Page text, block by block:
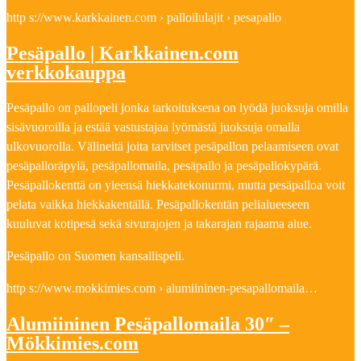
http s://www.karkkainen.com › palloilulajit › pesapallo
Pesäpallo | Karkkainen.com
verkkokauppa
Pesäpallo on pallopeli jonka tarkoituksena on lyödä juoksuja omilla
sisävuoroilla ja estää vastustajaa lyömästä juoksuja omalla
ulkovuorolla. Välineitä joita tarvitset pesäpallon pelaamiseen ovat
pesäpalloräpylä, pesäpallomaila, pesäpallo ja pesäpallokypärä.
Pesäpallokenttä on yleensä hiekkatekonurmi, mutta pesäpalloa voit
pelata vaikka hiekkakentällä. Pesäpallokentän pelialueeseen
kuuluvat kotipesä sekä sivurajojen ja takarajan rajaama alue.
Pesäpallo on Suomen kansallispeli.
http s://www.mokkimies.com › alumiininen-pesapallomaila…
Alumiininen Pesäpallomaila 30″ –
Mökkimies.com